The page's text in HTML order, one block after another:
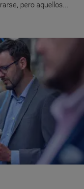
pero aquellos...